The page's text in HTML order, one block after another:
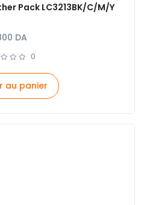
Pack LC3213BK/C/M/Y
DA
0
au panier